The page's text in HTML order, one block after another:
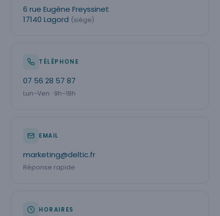
6 rue Eugène Freyssinet
17140 Lagord (siège)
TÉLÉPHONE
07 56 28 57 87
Lun–Ven · 9h–18h
EMAIL
marketing@deltic.fr
Réponse rapide
HORAIRES